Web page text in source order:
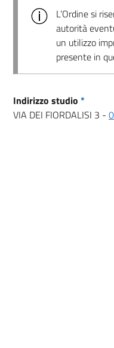
L’Ordine si
autorità
un utilizzo
presente in
Indirizzo studio *
VIA DEI FIORDALISI 3 -